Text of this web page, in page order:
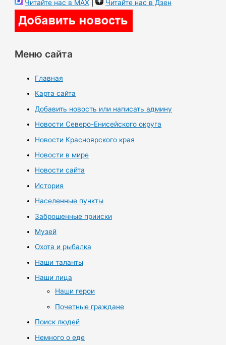
Читайте нас в MAX | Читайте нас в Дзен
Меню сайта
Главная
Карта сайта
Добавить новость или написать админу
Новости Северо-Енисейского округа
Новости Красноярского края
Новости в мире
Новости сайта
История
Населенные пункты
Заброшенные прииски
Музей
Охота и рыбалка
Наши таланты
Наши лица
Наши герои
Почетные граждане
Поиск людей
Немного о еде